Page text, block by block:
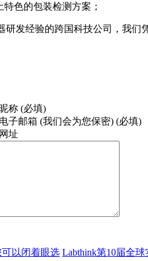
色的包装检测方案；
研发经验的跨国科技公司，我
昵称 (必填)
电子邮箱 (我们会为您保密) (必填)
网址
可以闭着眼选 Labthink第10届全